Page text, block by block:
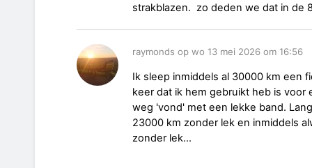
strakblazen. zo deden we dat in de
raymonds op wo 13 mei 2026 om 16:56
Ik sleep inmiddels al 30000 km een
keer dat ik hem gebruikt heb is voor
weg 'vond' met een lekke band.
23000 km zonder lek en inmiddels
zonder lek...